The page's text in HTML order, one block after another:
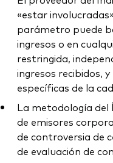
«estar
parámetro puede
ingresos o en
restringida,
ingresos recibidos,
específicas de la
La metodología del
de emisores
de controversia de
de evaluación de